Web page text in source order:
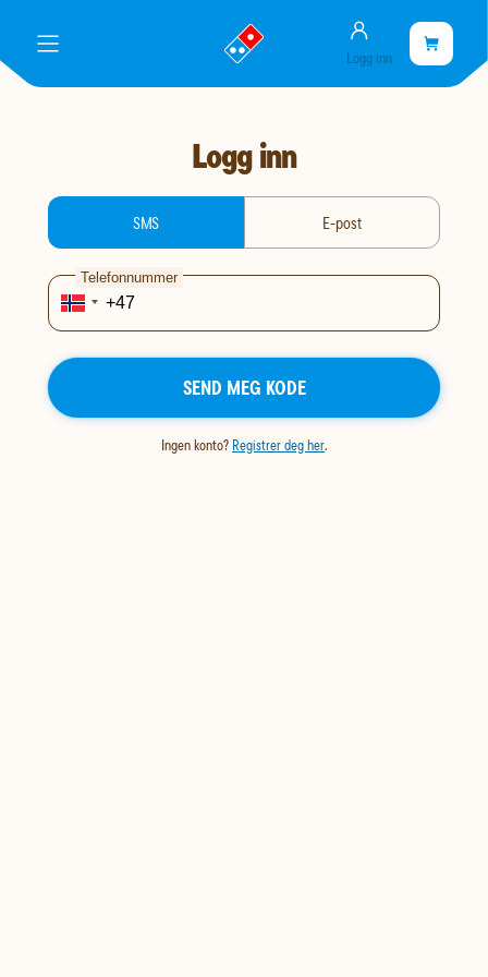
meny
gå
til
landingssiden
Konto
Logg inn
er
tom
Logg inn
login-type
SMS E-post
Telefonnummer
SEND MEG KODE
Ingen konto? Registrer deg her.